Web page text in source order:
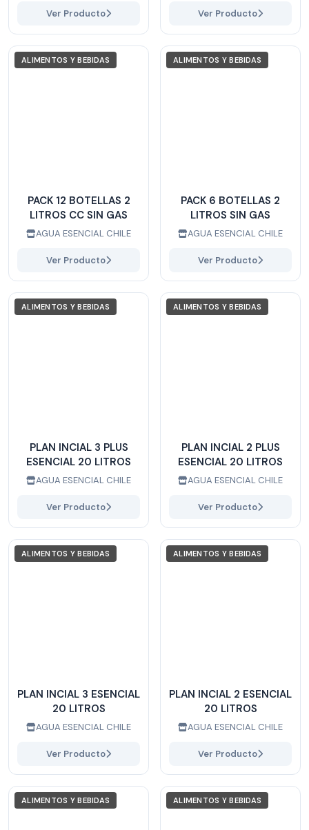
Ver Producto Ver Producto
ALIMENTOS Y BEBIDAS
PACK 12 BOTELLAS 2
LITROS CC SIN GAS
AGUA ESENCIAL CHILE
Ver Producto
ALIMENTOS Y BEBIDAS
PACK 6 BOTELLAS 2
LITROS SIN GAS
AGUA ESENCIAL CHILE
Ver Producto
ALIMENTOS Y BEBIDAS
PLAN INCIAL 3 PLUS
ESENCIAL 20 LITROS
AGUA ESENCIAL CHILE
Ver Producto
ALIMENTOS Y BEBIDAS
PLAN INCIAL 2 PLUS
ESENCIAL 20 LITROS
AGUA ESENCIAL CHILE
Ver Producto
ALIMENTOS Y BEBIDAS
PLAN INCIAL 3 ESENCIAL
20 LITROS
AGUA ESENCIAL CHILE
Ver Producto
ALIMENTOS Y BEBIDAS
PLAN INCIAL 2 ESENCIAL
20 LITROS
AGUA ESENCIAL CHILE
Ver Producto
ALIMENTOS Y BEBIDAS ALIMENTOS Y BEBIDAS